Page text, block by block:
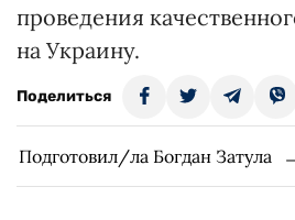
проведения
на Украину.
Поделиться
Подготовил/ла Богдан Затула